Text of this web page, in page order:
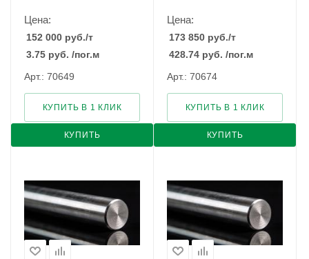
Цена:
152 000 руб./т
3.75 руб. /пог.м
Арт.: 70649
КУПИТЬ
КУПИТЬ В 1 КЛИК
Цена:
173 850 руб./т
428.74 руб. /пог.м
Арт.: 70674
КУПИТЬ
КУПИТЬ В 1 КЛИК